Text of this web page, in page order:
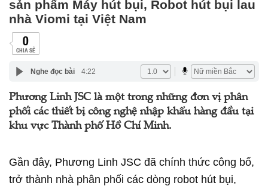
sản phẩm Máy hút bụi, Robot hút bụi lau
nhà Viomi tại Việt Nam
0
CHIA SẺ
Nghe đọc bài 4:22
Phương Linh JSC là một trong những đơn vị phân
phối các thiết bị công nghệ nhập khẩu hàng đầu tại
khu vực Thành phố Hồ Chí Minh.
Gần đây, Phương Linh JSC đã chính thức công bố,
trở thành nhà phân phối các dòng robot hút bụi,